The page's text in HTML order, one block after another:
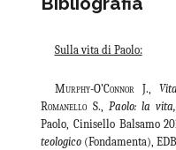
Sulla vita di Paolo:
Murphy-O’Connor J.,
RomanelloS., Paolo: la
Paolo, Cinisello Balsamo
teologico (Fondamenta),